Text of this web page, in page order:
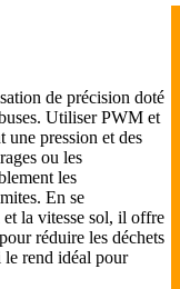
de précision doté
Utiliser PWM et
une pression et des
ou les
les
En se
et la vitesse sol, il offre
réduire les déchets
le rend idéal pour